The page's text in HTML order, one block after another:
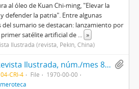
al óleo de Kuan Chi-ming, "Elevar la
defender la patria". Entre algunas
del sumario se destacan: lanzamiento por
primer satélite artificial de ... »
Ilustrada (revista, Pekín, China)
China Revista Ilustrada, núm./mes 8, año 1970
CRI-4 File
1970-00-00